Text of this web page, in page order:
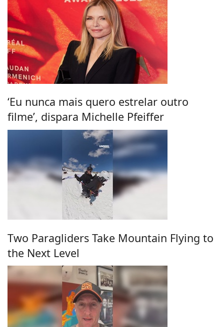
‘Eu nunca mais quero estrelar outro
filme’, dispara Michelle Pfeiffer
Two Paragliders Take Mountain Flying to
the Next Level